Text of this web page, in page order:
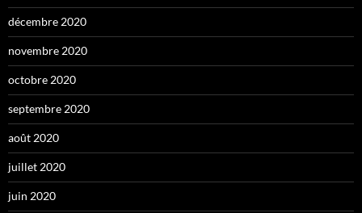
décembre 2020
novembre 2020
octobre 2020
septembre 2020
août 2020
juillet 2020
juin 2020